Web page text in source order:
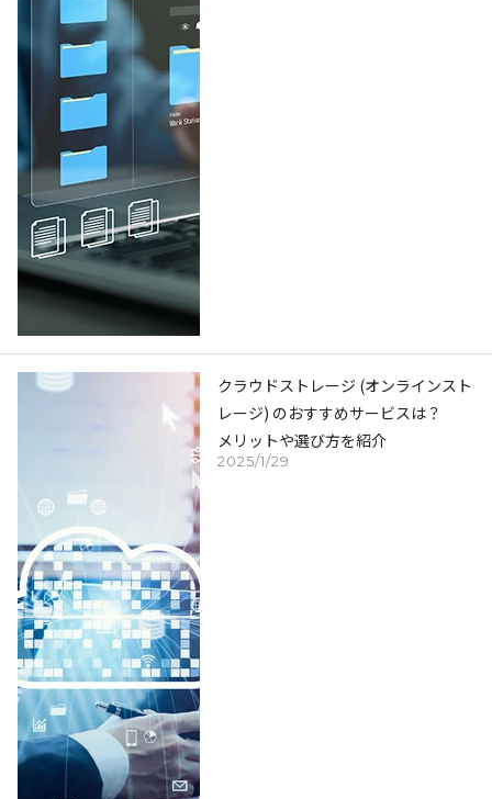
2025/1/29
クラウドストレージ (オンラインスト
レージ) のおすすめサービスは？
メリットや選び方を紹介